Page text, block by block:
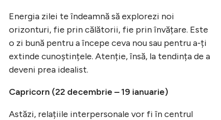
Energia zilei te îndeamnă să explorezi noi
orizonturi, fie prin călătorii, fie prin învățare. Este
o zi bună pentru a începe ceva nou sau pentru a-ți
extinde cunoștințele. Atenție, însă, la tendința de a
deveni prea idealist.
Capricorn (22 decembrie – 19 ianuarie)
Astăzi, relațiile interpersonale vor fi în centrul